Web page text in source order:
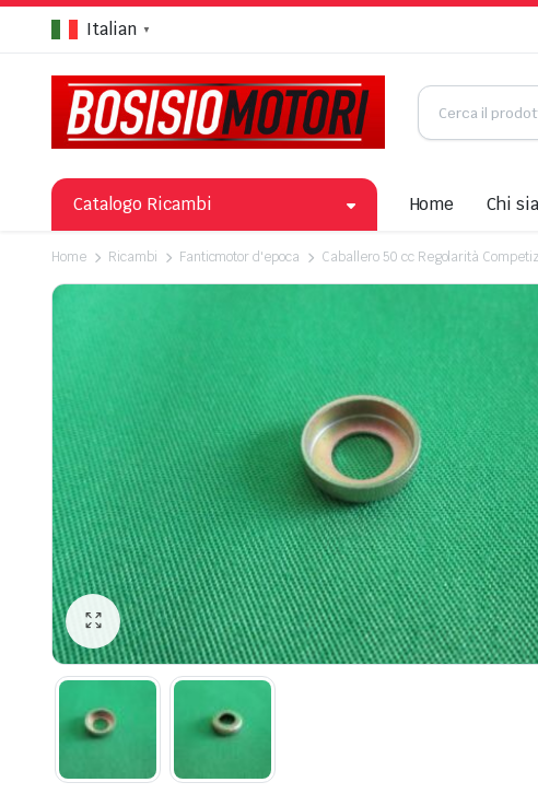
Italian ▼
Catalogo Ricambi Home Chi
Home Ricambi Fanticmotor d'epoca Caballero 50 cc Regolarità